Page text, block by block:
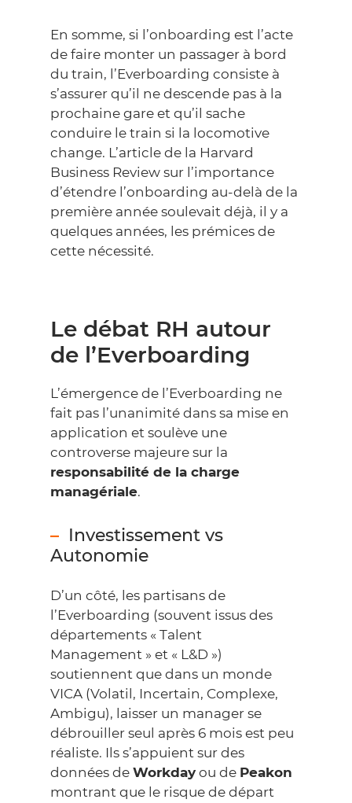
En somme, si l’onboarding est l’acte
de faire monter un passager à bord
du train, l’Everboarding consiste à
s’assurer qu’il ne descende pas à la
prochaine gare et qu’il sache
conduire le train si la locomotive
change. L’article de la Harvard
Business Review sur l’importance
d’étendre l’onboarding au-delà de la
première année soulevait déjà, il y a
quelques années, les prémices de
cette nécessité.
Le débat RH autour
de l’Everboarding
L’émergence de l’Everboarding ne
fait pas l’unanimité dans sa mise en
application et soulève une
controverse majeure sur la
responsabilité de la charge
managériale.
Investissement vs
Autonomie
D’un côté, les partisans de
l’Everboarding (souvent issus des
départements « Talent
Management » et « L&D »)
soutiennent que dans un monde
VICA (Volatil, Incertain, Complexe,
Ambigu), laisser un manager se
débrouiller seul après 6 mois est peu
réaliste. Ils s’appuient sur des
données de Workday ou de Peakon
montrant que le risque de départ